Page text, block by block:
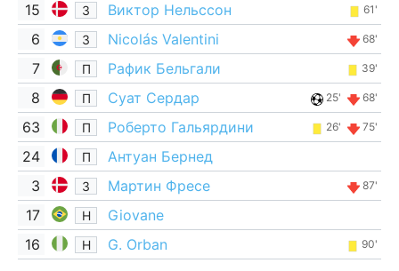
15
З Виктор Нельссон 61'
6 З Nicolás Valentini 68'
7 П Рафик Бельгали 39'
8 П Суат Сердар 25' 68'
63 П Роберто Гальярдини 26' 75'
24 П
Антуан Бернед
3
З Мартин Фресе 87'
17 Н
Giovane
16
Н G. Orban 90'